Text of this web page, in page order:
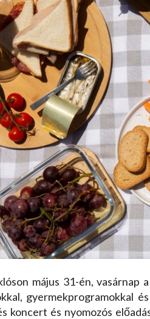
május 31-én,
gyermekprogramokkal
és nyomozós